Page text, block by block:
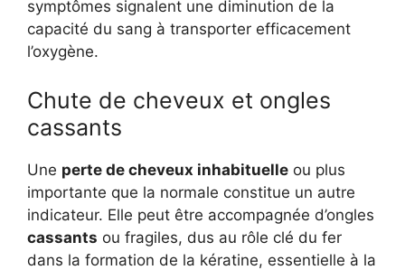
symptômes signalent une diminution de la
capacité du sang à transporter efficacement
l’oxygène.
Chute de cheveux et ongles
cassants
Une perte de cheveux inhabituelle ou plus
importante que la normale constitue un autre
indicateur. Elle peut être accompagnée d’ongles
cassants ou fragiles, dus au rôle clé du fer
dans la formation de la kératine, essentielle à la